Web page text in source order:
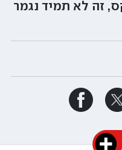
זה לא תמיד נגמר